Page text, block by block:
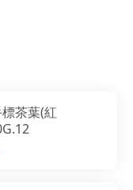
茶葉(紅